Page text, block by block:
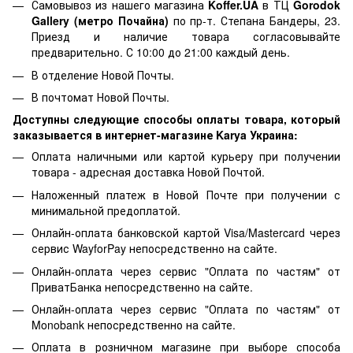
Самовывоз из нашего магазина Koffer.UA в ТЦGorodok
Gallery (метро Почайна) по пр-т. Степана Бандеры, 23.
Приезд и наличие товара согласовывайте
предварительно. С 10:00 до 21:00 каждый день.
В отделение Новой Почты.
В почтомат Новой Почты.
Доступны следующие способы оплаты товара, который
заказывается в интернет-магазине Karya Украина:
Оплата наличными или картой курьеру при получении
товара - адресная доставка Новой Почтой.
Наложенный платеж в Новой Почте при получении с
минимальной предоплатой.
Онлайн-оплата банковской картой Visa/Mastercard через
сервис WayforPay непосредственно на сайте.
Онлайн-оплата через сервис "Оплата по частям" от
ПриватБанка непосредственно на сайте.
Онлайн-оплата через сервис "Оплата по частям" от
Monobank непосредственно на сайте.
Оплата в розничном магазине при выборе способа